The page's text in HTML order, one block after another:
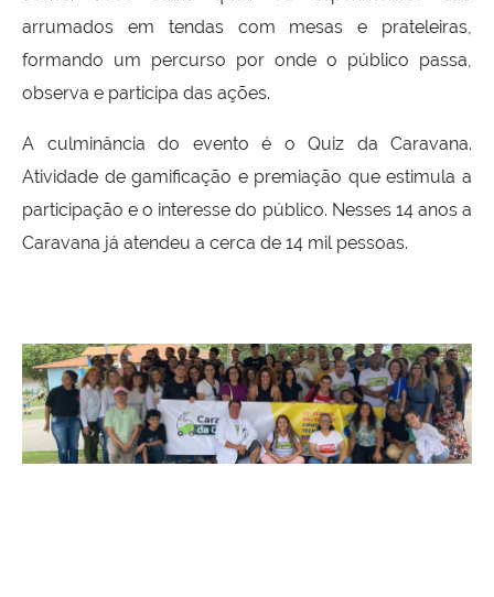
arrumados em tendas com mesas e prateleiras,
formando um percurso por onde o público passa,
observa e participa das ações.
A culminância do evento é o Quiz da Caravana.
Atividade de gamificação e premiação que estimula a
participação e o interesse do público. Nesses 14 anos a
Caravana já atendeu a cerca de 14 mil pessoas.